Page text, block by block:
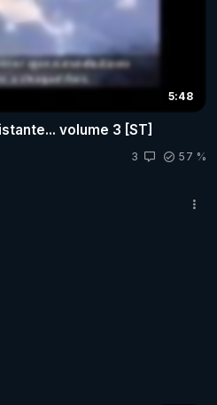
5:48
volume 3 [ST]
3 57 %